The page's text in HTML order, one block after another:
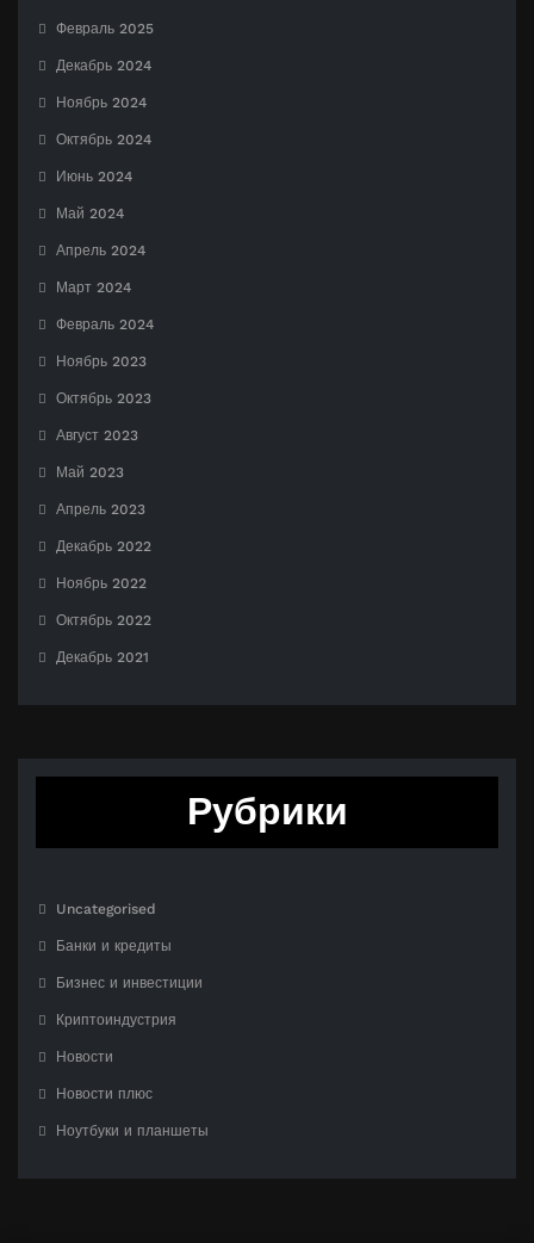
Февраль 2025
Декабрь 2024
Ноябрь 2024
Октябрь 2024
Июнь 2024
Май 2024
Апрель 2024
Март 2024
Февраль 2024
Ноябрь 2023
Октябрь 2023
Август 2023
Май 2023
Апрель 2023
Декабрь 2022
Ноябрь 2022
Октябрь 2022
Декабрь 2021
Рубрики
Uncategorised
Банки и кредиты
Бизнес и инвестиции
Криптоиндустрия
Новости
Новости плюс
Ноутбуки и планшеты